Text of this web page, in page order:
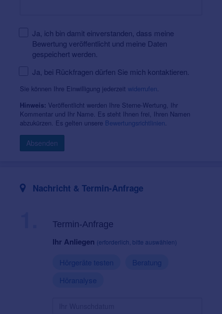
Ja, ich bin damit einverstanden, dass meine
Bewertung veröffentlicht und meine Daten
gespeichert werden.
Ja, bei Rückfragen dürfen Sie mich kontaktieren.
Sie können Ihre Einwilligung jederzeit widerrufen
Hinweis: Veröffentlicht werden Ihre Sterne-Wertung, Ihr
Kommentar und Ihr Name. Es steht Ihnen frei, Ihren Namen
abzukürzen. Es gelten unsere Bewertungsrichtlinien
Absenden
Nachricht & Termin-Anfrage
Termin-Anfrage
Ihr Anliegen (erforderlich, bitte auswählen)
Hörgeräte testen
Beratung
Höranalyse